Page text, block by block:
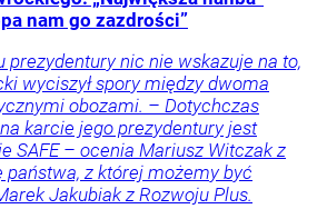
nam go zazdrości”
prezydentury nic nie wskazuje na to,
wyciszył spory między dwoma
obozami. – Dotychczas
karcie jego prezydentury jest
SAFE – ocenia Mariusz Witczak z
państwa, z której możemy być
Jakubiak z Rozwoju Plus.